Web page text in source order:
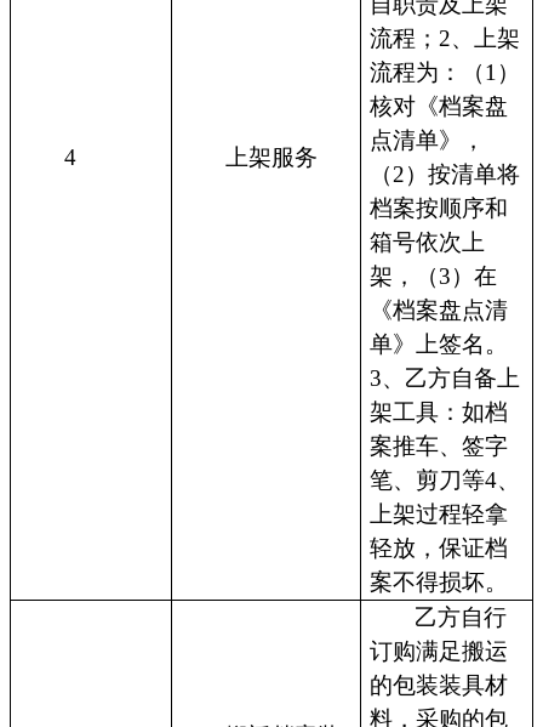
4 上架服务
流程；2、上架
流程为：（1）
核对《档案盘
点清单》，
（2）按清单将
档案按顺序和
箱号依次上
架，（3）在
《档案盘点清
单》上签名。
3、乙方自备上
架工具：如档
案推车、签字
笔、剪刀等4、
上架过程轻拿
轻放，保证档
案不得损坏。
乙方自行
订购满足搬运
的包装装具材
料，采购的包